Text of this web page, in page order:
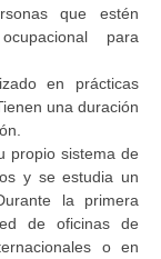
que estén
para
en prácticas
una duración
propio sistema de
y se estudia un
la primera
de oficinas de
o en